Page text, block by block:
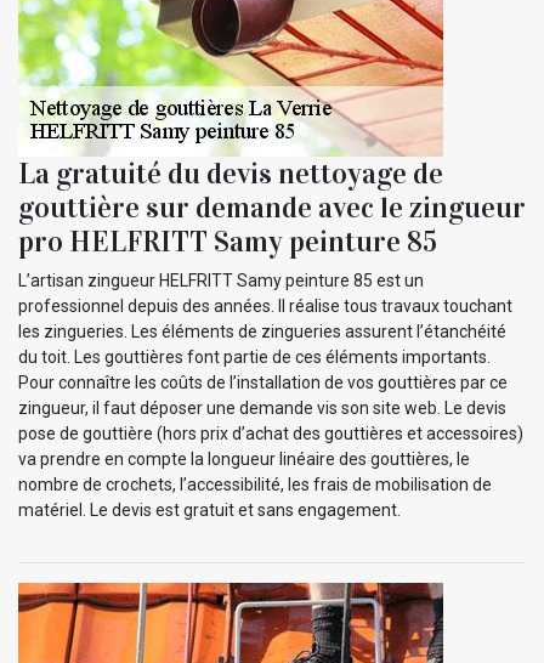
La gratuité du devis nettoyage de
gouttière sur demande avec le zingueur
pro HELFRITT Samy peinture 85
L’artisan zingueur HELFRITT Samy peinture 85 est un
professionnel depuis des années. Il réalise tous travaux touchant
les zingueries. Les éléments de zingueries assurent l’étanchéité
du toit. Les gouttières font partie de ces éléments importants.
Pour connaître les coûts de l’installation de vos gouttières par ce
zingueur, il faut déposer une demande vis son site web. Le devis
pose de gouttière (hors prix d’achat des gouttières et accessoires)
va prendre en compte la longueur linéaire des gouttières, le
nombre de crochets, l’accessibilité, les frais de mobilisation de
matériel. Le devis est gratuit et sans engagement.